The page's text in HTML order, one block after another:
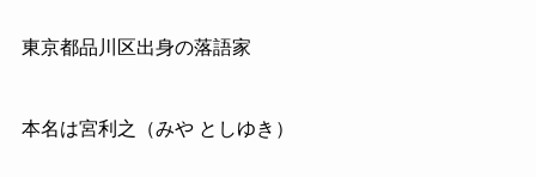
東京都品川区出身の落語家
本名は宮利之（みや としゆき）